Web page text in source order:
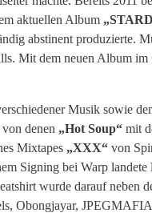
aktuellen Album
abstinent produzierte.
Mit dem neuen Album im
Musik sowie
denen „Hot Soup“ mit
Mixtapes „XXX“ von
Signing bei Warp landete
wurde darauf neben
Obongjayar,